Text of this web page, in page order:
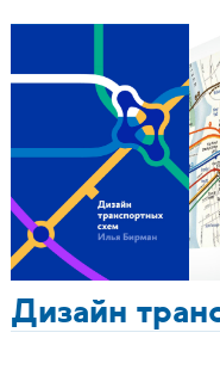
Дизайн